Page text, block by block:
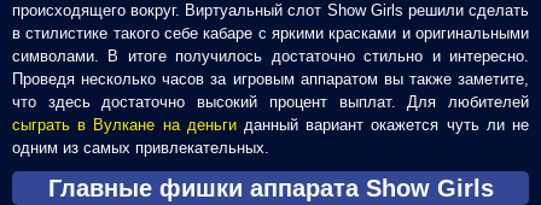
происходящего вокруг. Виртуальный слот Show Girls решили сделать
в стилистике такого себе кабаре с яркими красками и оригинальными
символами. В итоге получилось достаточно стильно и интересно.
Проведя несколько часов за игровым аппаратом вы также заметите,
что здесь достаточно высокий процент выплат. Для любителей
сыграть в Вулкане на деньгиданный вариант окажется чуть ли не
одним из самых привлекательных.
Главные фишки аппарата Show Girls